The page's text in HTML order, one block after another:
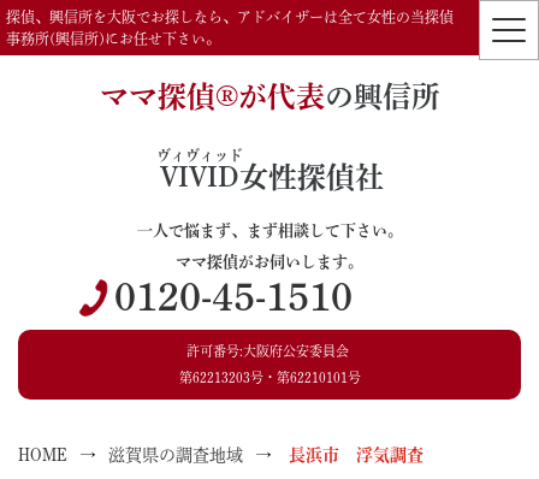
探偵、興信所を大阪でお探しなら、アドバイザーは全て女性の当探偵
事務所(興信所)にお任せ下さい。
ママ探偵®️が代表の興信所
VIVID
ヴィヴィッド
女性探偵社
一人で悩まず、まず相談して下さい。
ママ探偵がお伺いします。
0120-45-1510
許可番号:大阪府公安委員会
第62213203号・第62210101号
HOME 滋賀県の調査地域 長浜市 浮気調査